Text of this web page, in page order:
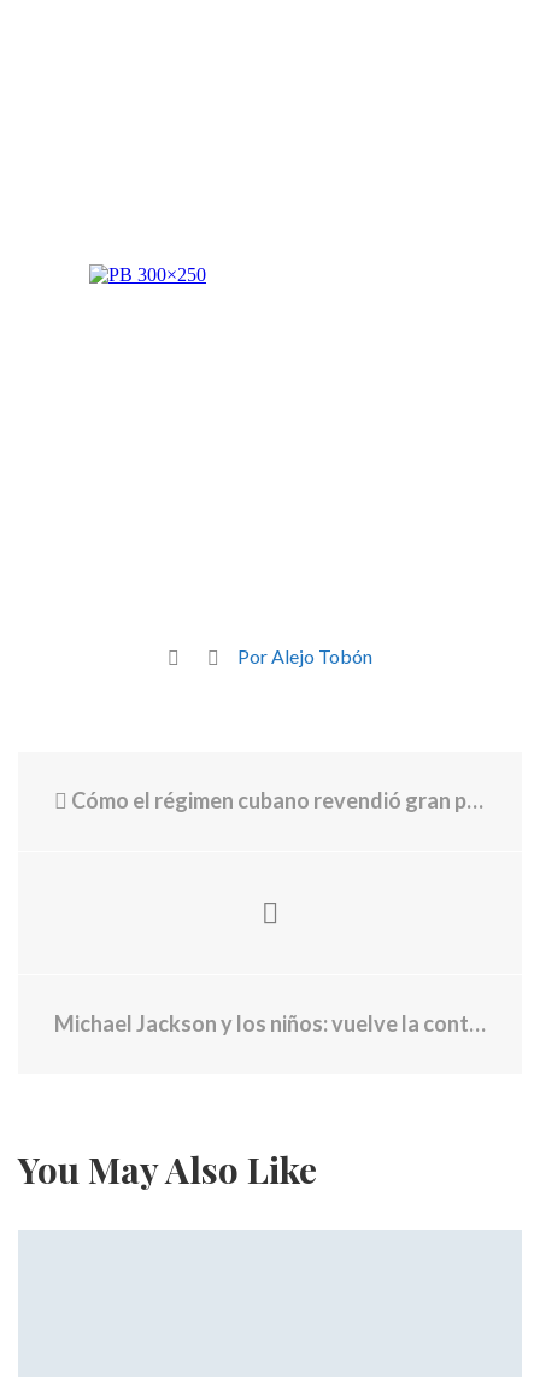
Por Alejo Tobón
Cómo el régimen cubano revendió gran parte del petróleo importado para financiar su maquinaria de represión
Michael Jackson y los niños: vuelve la controversia con la revelación de un audio inédito
You May Also Like